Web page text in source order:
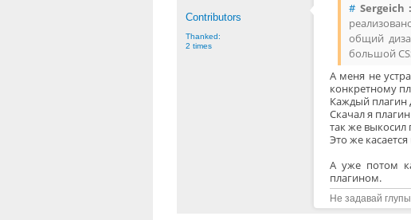
Contributors
Thanked:
2 times
# Sergeich :
общий
большой
А меня не
конкретному
Каждый плагин
Скачал я
так же выкосил
Это же
А уже потом
плагином.
Не задавай